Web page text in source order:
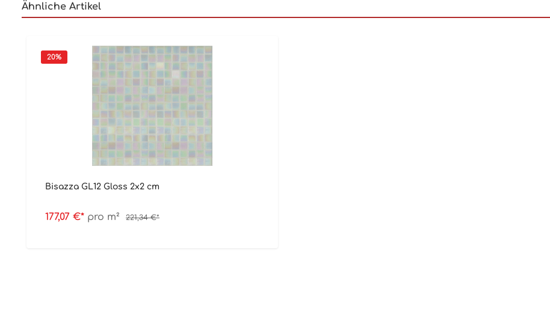
Ähnliche Artikel
20%
Bisazza GL12 Gloss 2x2 cm
177,07 €* pro m² 221,34 €*